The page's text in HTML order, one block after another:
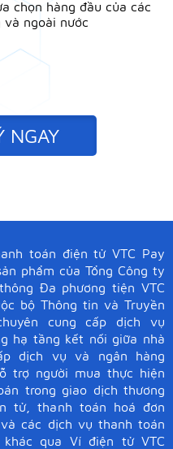
chọn hàng đầu của các
và ngoài nước
NGAY
toán điện tử VTC Pay
phẩm của Tổng Công ty
Đa phương tiện VTC
bộ Thông tin và Truyền
cung cấp dịch vụ
hạ tầng kết nối giữa nhà
dịch vụ và ngân hàng
trợ người mua thực hiện
trong giao dịch thương
tử, thanh toán hoá đơn
các dịch vụ thanh toán
qua Ví điện tử VTC